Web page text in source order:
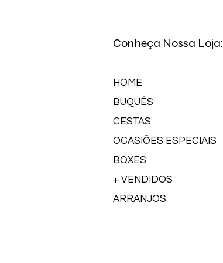
Conheça Nossa Loja:
HOME
BUQUÊS
CESTAS
OCASIÕES ESPECIAIS
BOXES
+ VENDIDOS
ARRANJOS